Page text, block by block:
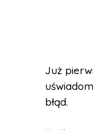
Już
błąd.